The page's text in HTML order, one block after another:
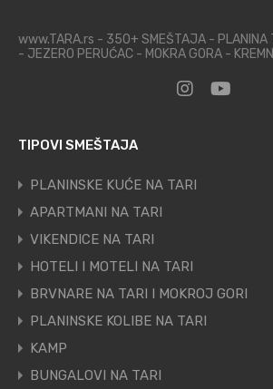
www.TARA.rs - 350+ SMEŠTAJA - PLANINA
- JEZERO PERUĆAC - MOKRA GORA -
TIPOVI SMEŠTAJA
PLANINSKE KUĆE NA TARI
APARTMANI NA TARI
VIKENDICE NA TARI
HOTELI I MOTELI NA TARI
BRVNARE NA TARI I MOKROJ GORI
PLANINSKE KOLIBE NA TARI
KAMP
BUNGALOVI NA TARI